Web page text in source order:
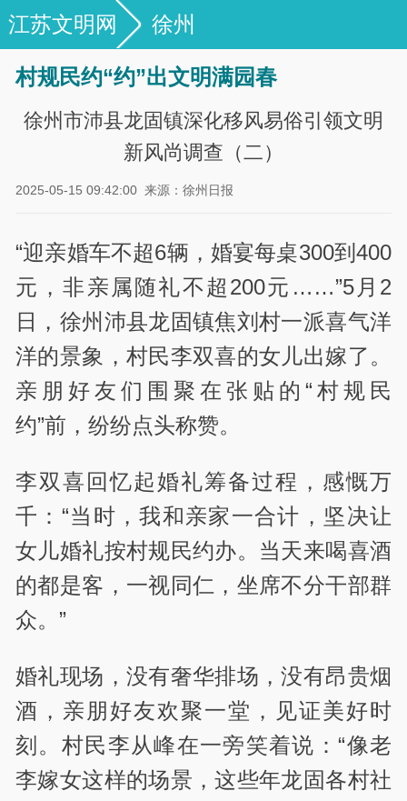
江苏文明网 徐州
村规民约“约”出文明满园春
徐州市沛县龙固镇深化移风易俗引领文明
新风尚调查（二）
2025-05-15 09:42:00 来源：徐州日报
“迎亲婚车不超6辆，婚宴每桌300到400
元，非亲属随礼不超200元……”5月2
日，徐州沛县龙固镇焦刘村一派喜气洋
洋的景象，村民李双喜的女儿出嫁了。
亲朋好友们围聚在张贴的“村规民
约”前，纷纷点头称赞。
李双喜回忆起婚礼筹备过程，感慨万
千：“当时，我和亲家一合计，坚决让
女儿婚礼按村规民约办。当天来喝喜酒
的都是客，一视同仁，坐席不分干部群
众。”
婚礼现场，没有奢华排场，没有昂贵烟
酒，亲朋好友欢聚一堂，见证美好时
刻。村民李从峰在一旁笑着说：“像老
李嫁女这样的场景，这些年龙固各村社